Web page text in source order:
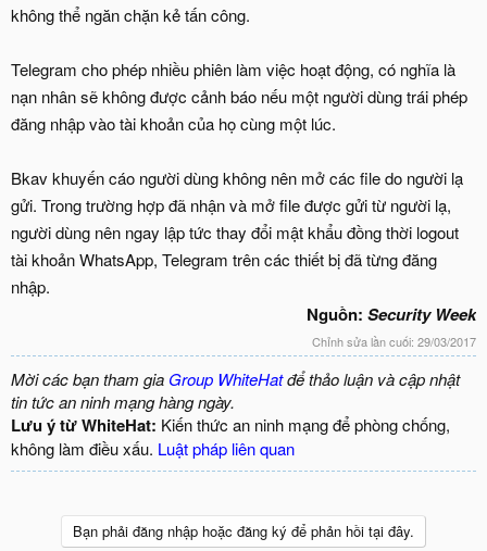
không thể ngăn chặn kẻ tấn công.
Telegram cho phép nhiều phiên làm việc hoạt động, có nghĩa là
nạn nhân sẽ không được cảnh báo nếu một người dùng trái phép
đăng nhập vào tài khoản của họ cùng một lúc.
Bkav khuyến cáo người dùng không nên mở các file do người lạ
gửi. Trong trường hợp đã nhận và mở file được gửi từ người lạ,
người dùng nên ngay lập tức thay đổi mật khẩu đồng thời logout
tài khoản WhatsApp, Telegram trên các thiết bị đã từng đăng
nhập.
Nguồn: Security Week
Chỉnh sửa lần cuối: 29/03/2017
Mời các bạn tham gia Group WhiteHatđể thảo luận và cập nhật
tin tức an ninh mạng hàng ngày.
Lưu ý từ WhiteHat: Kiến thức an ninh mạng để phòng chống,
không làm điều xấu. Luật pháp liên quan
Bạn phải đăng nhập hoặc đăng ký để phản hồi tại đây.